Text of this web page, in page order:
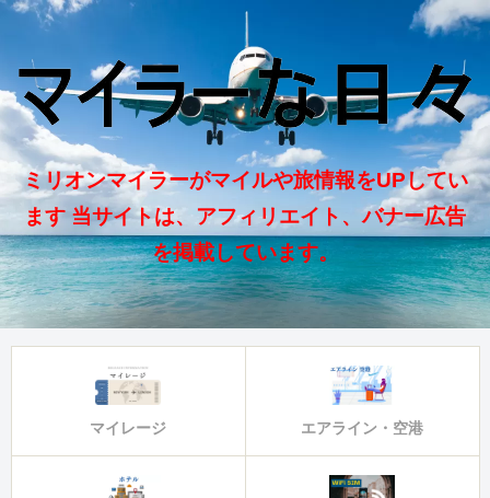
ミリオンマイラーがマイルや旅情報をUPしてい
ます 当サイトは、アフィリエイト、バナー広告
を掲載しています。
マイレージ エアライン・空港